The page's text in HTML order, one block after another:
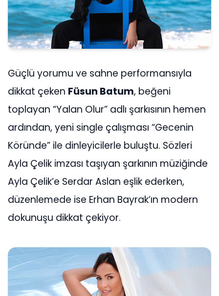
Güçlü yorumu ve sahne performansıyla
dikkat çeken Füsun Batum, beğeni
toplayan “Yalan Olur” adlı şarkısının hemen
ardından, yeni single çalışması “Gecenin
Köründe” ile dinleyicilerle buluştu. Sözleri
Ayla Çelik imzası taşıyan şarkının müziğinde
Ayla Çelik’e Serdar Aslan eşlik ederken,
düzenlemede ise Erhan Bayrak’ın modern
dokunuşu dikkat çekiyor.